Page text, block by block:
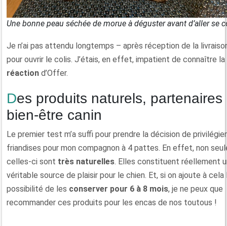
Une bonne peau séchée de morue à déguster avant d’aller se
Je n’ai pas attendu longtemps – après réception de la
pour ouvrir le colis. J’étais, en effet, impatient de connaître la
réaction d’Offer.
Des produits naturels, partenaires de
bien-être canin
Le premier test m’a suffi pour prendre la décision de
friandises pour mon compagnon à 4 pattes. En effet, non
celles-ci sont très naturelles. Elles constituent réellement
véritable source de plaisir pour le chien. Et, si on ajoute à cela
possibilité de les conserver pour 6 à 8 mois, je ne peux que
recommander ces produits pour les encas de nos toutous !